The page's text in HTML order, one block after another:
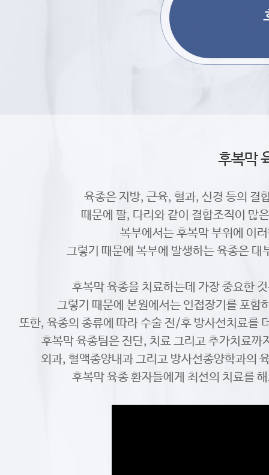
후복막
육종은 지방, 근육, 혈과, 신경 등의 결
때문에 팔, 다리와 같이 결합조직이 많
복부에서는 후복막 부위에 이
그렇기 때문에 복부에 발생하는 육종은
후복막 육종을 치료하는데 가장 중요한
그렇기 때문에 본원에서는 인접장기를 포함
또한, 육종의 종류에 따라 수술 전/후 방사선치료를
후복막 육종팀은 진단, 치료 그리고 추가치료
외과, 혈액종양내과 그리고 방사선종양학과의
후복막 육종 환자들에게 최선의 치료를